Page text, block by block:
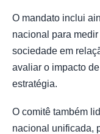
O mandato inclui
nacional para
sociedade em
avaliar o impacto
estratégia.
O comitê também
nacional unificada,